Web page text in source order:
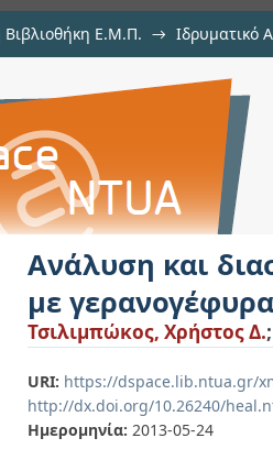
Βιβλιοθήκη Ε.Μ.Π. → Ιδρυματικό
Ανάλυση και
με γερανογέφυρα
Τσιλιμπώκος, Χρήστος Δ.
URI: https://dspace.lib.ntua.gr/
http://dx.doi.org/10.26240/
Ημερομηνία: 2013-05-24